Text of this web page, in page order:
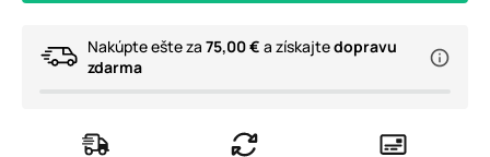
Nakúpte ešte za 75,00 € a získajtedopravu
zdarma